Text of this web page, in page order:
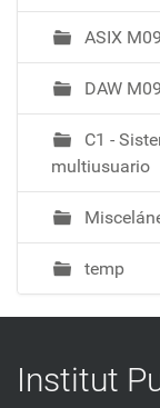
ASIX
DAW
C1 -
multiusuario
temp
Institut